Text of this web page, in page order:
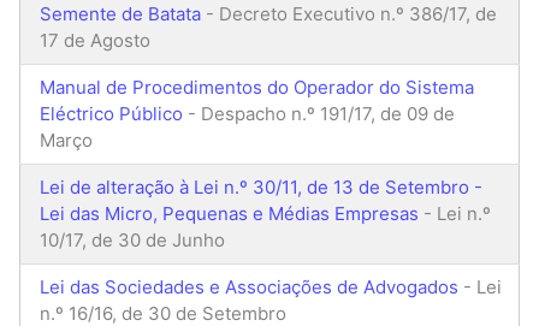
Semente de Batata - Decreto Executivo n.º 386/17, de
17 de Agosto
Manual de Procedimentos do Operador do Sistema
Eléctrico Público - Despacho n.º 191/17, de 09 de
Março
Lei de alteração à Lei n.º 30/11, de 13 de Setembro -
Lei das Micro, Pequenas e Médias Empresas - Lei n.º
10/17, de 30 de Junho
Lei das Sociedades e Associações de Advogados - Lei
n.º 16/16, de 30 de Setembro